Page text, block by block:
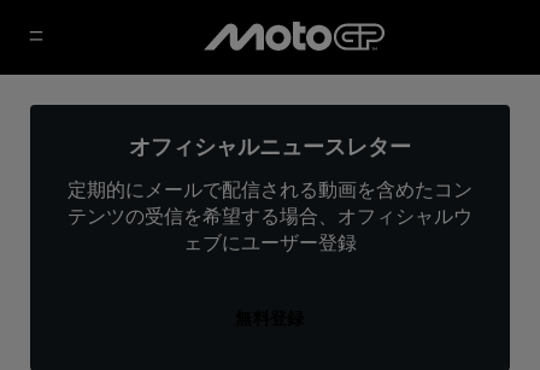
オフィシャルニュースレター
定期的にメールで配信される動画を含めたコン
テンツの受信を希望する場合、オフィシャルウ
ェブにユーザー登録